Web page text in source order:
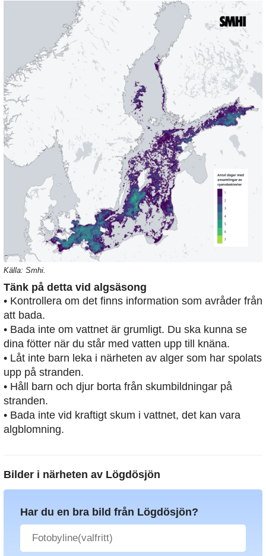
Källa: Smhi.
Tänk på detta vid algsäsong
• Kontrollera om det finns information som avråder från
att bada.
• Bada inte om vattnet är grumligt. Du ska kunna se
dina fötter när du står med vatten upp till knäna.
• Låt inte barn leka i närheten av alger som har spolats
upp på stranden.
• Håll barn och djur borta från skumbildningar på
stranden.
• Bada inte vid kraftigt skum i vattnet, det kan vara
algblomning.
Bilder i närheten av Lögdösjön
Har du en bra bild från Lögdösjön?